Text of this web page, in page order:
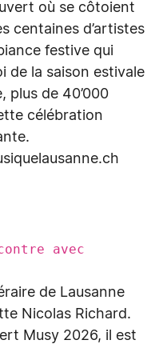
où se côtoient
centaines d’artistes
festive qui
de la saison estivale
plus de 40’000
célébration
avec
de Lausanne
Nicolas Richard.
Musy 2026, il est